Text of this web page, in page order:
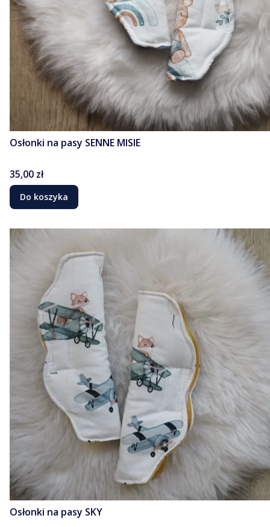
Osłonki na pasy SENNE MISIE
Cena
35,00 zł
Do koszyka
Osłonki na pasy SKY